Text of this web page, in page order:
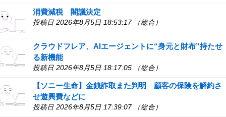
消費減税 閣議決定
投稿日 2026年8月5日 18:53:17 （総合）
クラウドフレア、AIエージェントに“身元と財布”持たせ
る新機能
投稿日 2026年8月5日 18:17:05 （総合）
【ソニー生命】金銭詐取また判明 顧客の保険を解約さ
せ遊興費などに
投稿日 2026年8月5日 17:39:07 （総合）